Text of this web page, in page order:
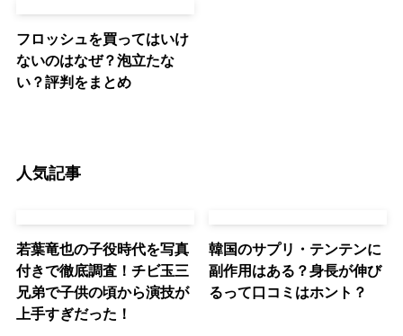
フロッシュを買ってはいけ
ないのはなぜ？泡立たな
い？評判をまとめ
人気記事
若葉竜也の子役時代を写真
付きで徹底調査！チビ玉三
兄弟で子供の頃から演技が
上手すぎだった！
韓国のサプリ・テンテンに
副作用はある？身長が伸び
るって口コミはホント？